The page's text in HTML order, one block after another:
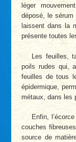
léger
déposé, le sérum
laissent dans la
présente toutes
Les feuilles,
poils rudes qui,
feuilles de tous
épidermique,
métaux, dans les
Enfin,
couches
source de